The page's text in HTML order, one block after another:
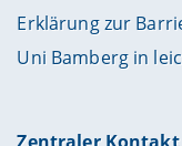
Erklärung zur
Uni Bamberg in